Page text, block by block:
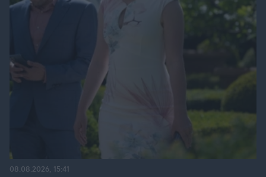
08.08.2026, 15:41